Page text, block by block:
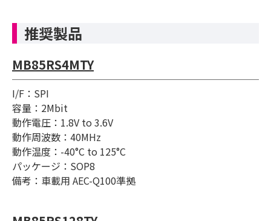
推奨製品
MB85RS4MTY
I/F：SPI
容量：2Mbit
動作電圧：1.8V to 3.6V
動作周波数：40MHz
動作温度：-40°C to 125°C
パッケージ：SOP8
備考：車載用 AEC-Q100準拠